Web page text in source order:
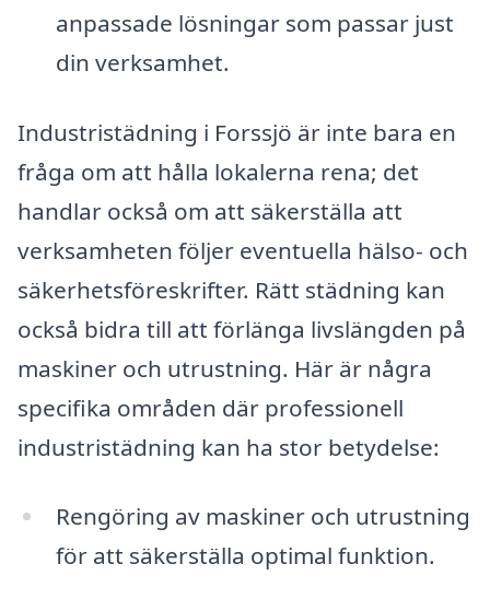
anpassade lösningar som passar just
din verksamhet.
Industristädning i Forssjö är inte bara en
fråga om att hålla lokalerna rena; det
handlar också om att säkerställa att
verksamheten följer eventuella hälso- och
säkerhetsföreskrifter. Rätt städning kan
också bidra till att förlänga livslängden på
maskiner och utrustning. Här är några
specifika områden där professionell
industristädning kan ha stor betydelse:
Rengöring av maskiner och utrustning
för att säkerställa optimal funktion.